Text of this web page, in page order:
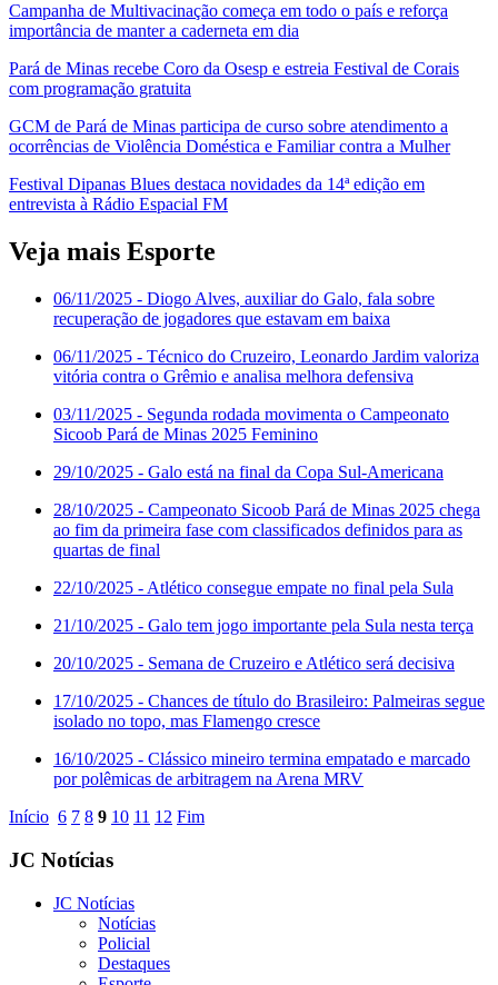
Campanha de Multivacinação começa em todo o país e reforça
importância de manter a caderneta em dia
Pará de Minas recebe Coro da Osesp e estreia Festival de Corais
com programação gratuita
GCM de Pará de Minas participa de curso sobre atendimento a
ocorrências de Violência Doméstica e Familiar contra a Mulher
Festival Dipanas Blues destaca novidades da 14ª edição em
entrevista à Rádio Espacial FM
Veja mais Esporte
06/11/2025 - Diogo Alves, auxiliar do Galo, fala sobre
recuperação de jogadores que estavam em baixa
06/11/2025 - Técnico do Cruzeiro, Leonardo Jardim valoriza
vitória contra o Grêmio e analisa melhora defensiva
03/11/2025 - Segunda rodada movimenta o Campeonato
Sicoob Pará de Minas 2025 Feminino
29/10/2025 - Galo está na final da Copa Sul-Americana
28/10/2025 - Campeonato Sicoob Pará de Minas 2025 chega
ao fim da primeira fase com classificados definidos para as
quartas de final
22/10/2025 - Atlético consegue empate no final pela Sula
21/10/2025 - Galo tem jogo importante pela Sula nesta terça
20/10/2025 - Semana de Cruzeiro e Atlético será decisiva
17/10/2025 - Chances de título do Brasileiro: Palmeiras segue
isolado no topo, mas Flamengo cresce
16/10/2025 - Clássico mineiro termina empatado e marcado
por polêmicas de arbitragem na Arena MRV
Início 6 7 8 9 10 11 12 Fim
JC Notícias
JC Notícias
Notícias
Policial
Destaques